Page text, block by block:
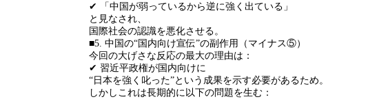
✔ 「中国が弱っているから逆に強く出ている」
と見なされ、
国際社会の認識を悪化させる。
■5. 中国の“国内向け宣伝”の副作用（マイナス⑤）
今回の大げさな反応の最大の理由は：
✔ 習近平政権が国内向けに
“日本を強く叱った”という成果を示す必要があるため。
しかしこれは長期的に以下の問題を生む：